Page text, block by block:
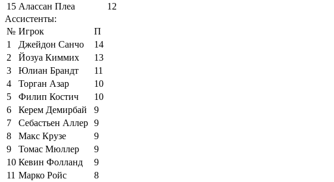
15 Алассан Плеа
12
Ассистенты:
№ Игрок
П
1
Джейдон Санчо
14
2
Йозуа Киммих
13
3
Юлиан Брандт
11
4
Торган Азар
10
5
Филип Костич
10
6
Керем Демирбай
9
7
Себастьен Аллер 9
8
Макс Крузе
9
9
Томас Мюллер
9
10 Кевин Фолланд
9
11 Марко Ройс
8